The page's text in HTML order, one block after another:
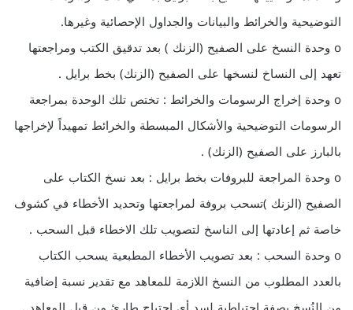
التوضيحية والخرائط والبيانات والجداول الإحصائية وغيرها.
o وحدة النسخ على الصفيح (الزنك ) بعد تدقيق الكتب ومراجعتها
تعهد إلى النساخ لنسخها على الصفيح (الزنك) بخط برايل .
o وحدة إخراج الرسومات والخرائط : تختص تلك الوحدة بمراجعة
الرسومات التوضيحية والأشكال المبسطة والخرائط تمهيداً لإخراجها
بالبارز على الصفيح (الزنك) .
o وحدة المراجعة للبروفات بخط برايل : بعد نسخ الكتاب على
الصفيح (الزنك )تسحب بروفة لمراجعتها وتحديد الأخطاء في كشوف
خاصة ثم إعادتها إلى الناسخ لتصويب تلك الاخطاء قبل السحب .
o وحدة السحب : بعد تصويب الأخطاء المطبعية يسحب الكتاب
بالعدد المطلوب من النسخ اللازمة للمعاهد مع تقدير نسبة إضافية